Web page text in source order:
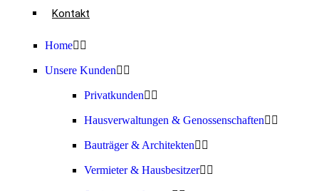
Kontakt
Home
Unsere Kunden
Privatkunden
Hausverwaltungen & Genossenschaften
Bauträger & Architekten
Vermieter & Hausbesitzer